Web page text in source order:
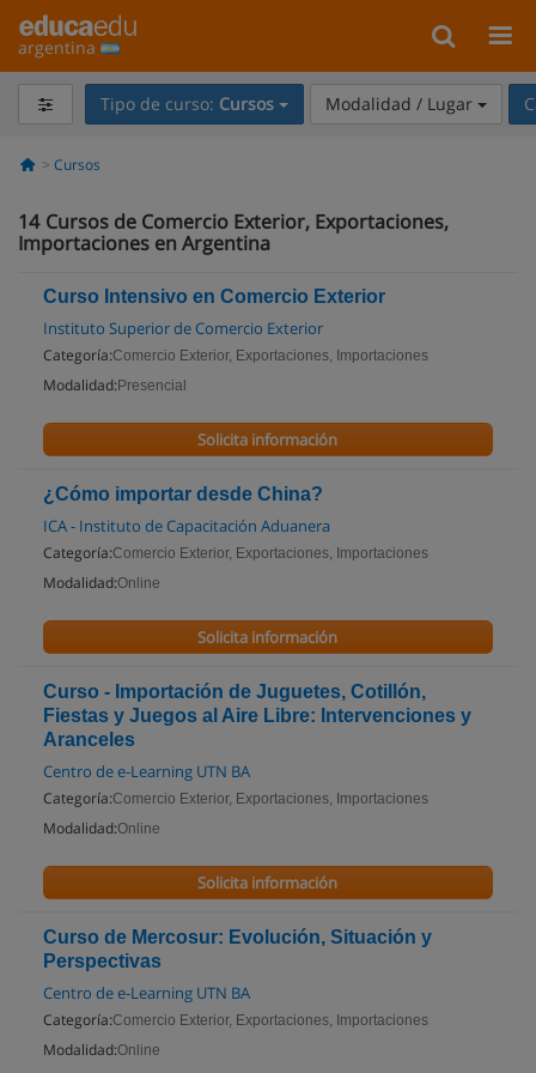
argentina
Tipo de curso: Cursos Modalidad / Lugar
Cursos
14 Cursos de Comercio Exterior, Exportaciones,
Importaciones en Argentina
Curso Intensivo en Comercio Exterior
Instituto Superior de Comercio Exterior
Categoría:Comercio Exterior, Exportaciones, Importaciones
Modalidad: Presencial
Solicita información
¿Cómo importar desde China?
ICA - Instituto de Capacitación Aduanera
Categoría:Comercio Exterior, Exportaciones, Importaciones
Modalidad:Online
Solicita información
Curso - Importación de Juguetes, Cotillón,
Fiestas y Juegos al Aire Libre: Intervenciones y
Aranceles
Centro de e-Learning UTN BA
Categoría:Comercio Exterior, Exportaciones, Importaciones
Modalidad:Online
Solicita información
Curso de Mercosur: Evolución, Situación y
Perspectivas
Centro de e-Learning UTN BA
Categoría:Comercio Exterior, Exportaciones, Importaciones
Modalidad:Online